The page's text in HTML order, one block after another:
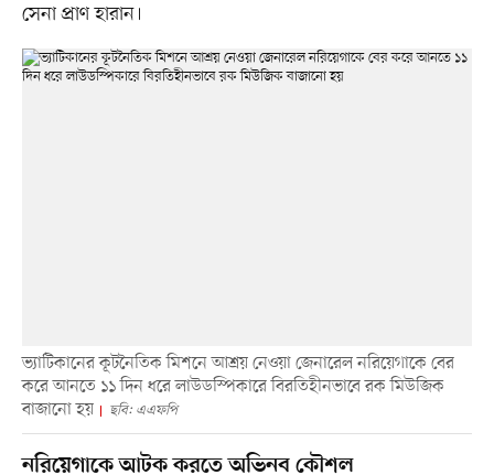
সেনা প্রাণ হারান।
ভ্যাটিকানের কূটনৈতিক মিশনে আশ্রয় নেওয়া জেনারেল নরিয়েগাকে বের
করে আনতে ১১ দিন ধরে লাউডস্পিকারে বিরতিহীনভাবে রক মিউজিক
বাজানো হয়
ছবি: এএফপি
নরিয়েগাকে আটক করতে অভিনব কৌশল